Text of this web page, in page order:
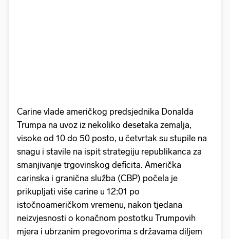
Carine vlade američkog predsjednika Donalda
Trumpa na uvoz iz nekoliko desetaka zemalja,
visoke od 10 do 50 posto, u četvrtak su stupile na
snagu i stavile na ispit strategiju republikanca za
smanjivanje trgovinskog deficita. Američka
carinska i granična služba (CBP) počela je
prikupljati više carine u 12:01 po
istočnoameričkom vremenu, nakon tjedana
neizvjesnosti o konačnom postotku Trumpovih
mjera i ubrzanim pregovorima s državama diljem